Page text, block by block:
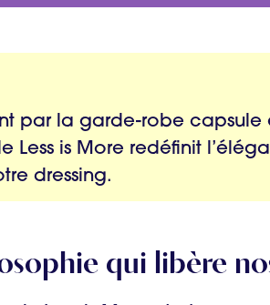
par la garde-robe capsule
Less is More redéfinit
dressing.
qui libère